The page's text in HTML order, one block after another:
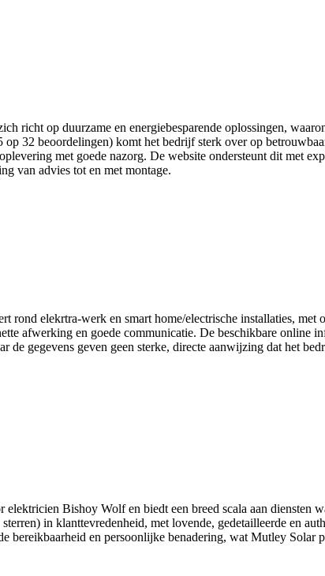
richt op duurzame en energiebesparende oplossingen,
32 beoordelingen) komt het bedrijf sterk over op
met goede nazorg. De website ondersteunt dit met
van advies tot en met montage.
elekrtra-werk en smart home/electrische installaties, met
afwerking en goede communicatie. De beschikbare online
de gegevens geven geen sterke, directe aanwijzing dat het
Bishoy Wolf en biedt een breed scala aan diensten
in klanttevredenheid, met lovende, gedetailleerde en
en persoonlijke benadering, wat Mutley Solar